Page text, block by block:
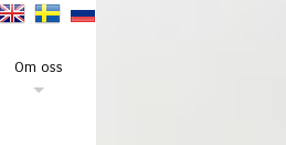
Om oss